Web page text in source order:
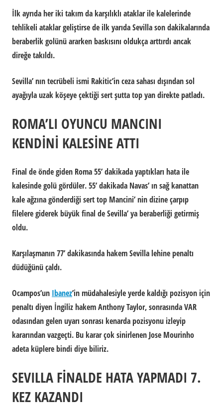
İlk ayrıda her iki takım da karşılıklı ataklar ile kalelerinde
tehlikeli ataklar geliştirse de ilk yarıda Sevilla son dakikalarında
beraberlik golünü ararken baskısını oldukça arttırdı ancak
direğe takıldı.
Sevilla’ nın tecrübeli ismi Rakitic’in ceza sahası dışından sol
ayağıyla uzak köşeye çektiği sert şutta top yan direkte patladı.
ROMA’LI OYUNCU MANCINI
KENDİNİ KALESİNE ATTI
Final de önde giden Roma 55’ dakikada yaptıkları hata ile
kalesinde golü gördüler. 55’ dakikada Navas’ ın sağ kanattan
kale ağzına gönderdiği sert top Mancini’ nin dizine çarpıp
filelere giderek büyük final de Sevilla’ ya beraberliği getirmiş
oldu.
Karşılaşmanın 77’ dakikasında hakem Sevilla lehine penaltı
düdüğünü çaldı.
Ocampos’un Ibanez’in müdahalesiyle yerde kaldığı pozisyon için
penaltı diyen İngiliz hakem Anthony Taylor, sonrasında VAR
odasından gelen uyarı sonrası kenarda pozisyonu izleyip
kararından vazgeçti. Bu karar çok sinirlenen Jose Mourinho
adeta küplere bindi diye biliriz.
SEVILLA FİNALDE HATA YAPMADI 7.
KEZ KAZANDI